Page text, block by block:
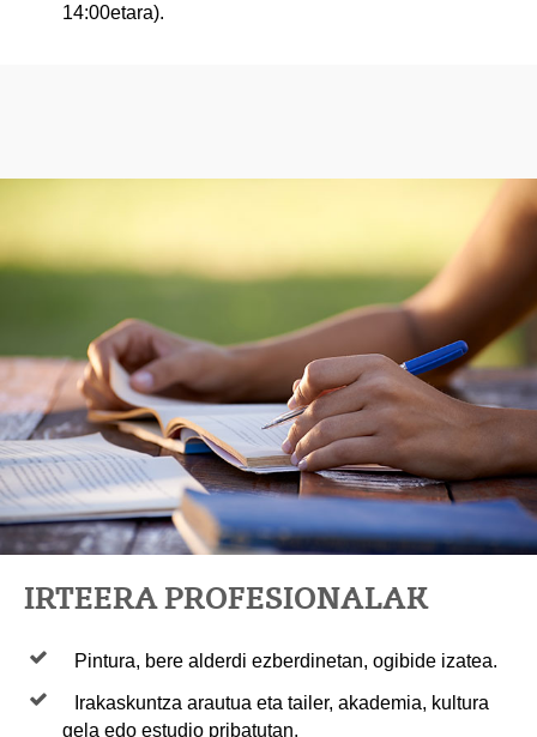
14:00etara).
IRTEERA PROFESIONALAK
Pintura, bere alderdi ezberdinetan, ogibide izatea.
Irakaskuntza arautua eta tailer, akademia, kultura
gela edo estudio pribatutan.